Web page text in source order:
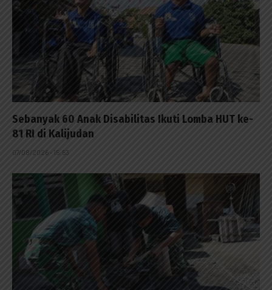
Sebanyak 60 Anak Disabilitas Ikuti Lomba HUT ke-
81 RI di Kalijudan
07/08/2026 - 15:53